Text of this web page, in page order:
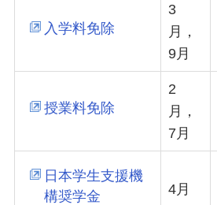
入学料免除
3
月，
9月
授業料免除
2
月，
7月
日本学生支援機
構奨学金
4月